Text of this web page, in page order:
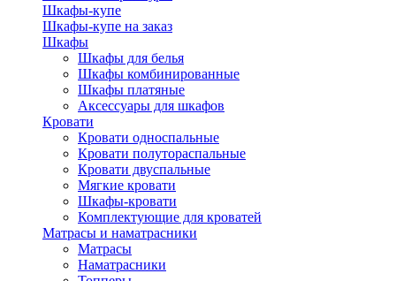
Шкафы-купе
Шкафы-купе на заказ
Шкафы
Шкафы для белья
Шкафы комбинированные
Шкафы платяные
Аксессуары для шкафов
Кровати
Кровати односпальные
Кровати полутораспальные
Кровати двуспальные
Мягкие кровати
Шкафы-кровати
Комплектующие для кроватей
Матрасы и наматрасники
Матрасы
Наматрасники